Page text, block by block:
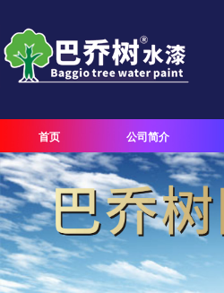
首页 公司简介